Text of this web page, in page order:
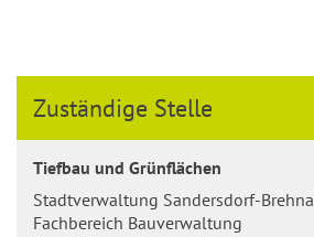
Zuständige Stelle
Tiefbau und Grünflächen
Stadtverwaltung Sandersdorf-Brehna
Fachbereich Bauverwaltung